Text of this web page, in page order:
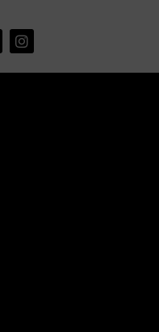
I
n
t